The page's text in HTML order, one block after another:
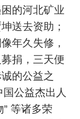
的河北矿业
送去资助；
年久失修，
捐，三天便
的公益之
公益杰出人
” 等诸多荣